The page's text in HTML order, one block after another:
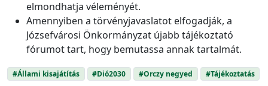
elmondhatja véleményét.
Amennyiben a törvényjavaslatot elfogadják, a
Józsefvárosi Önkormányzat újabb tájékoztató
fórumot tart, hogy bemutassa annak tartalmát.
#Állami kisajátítás #Dió2030 #Orczy negyed #Tájékoztatás